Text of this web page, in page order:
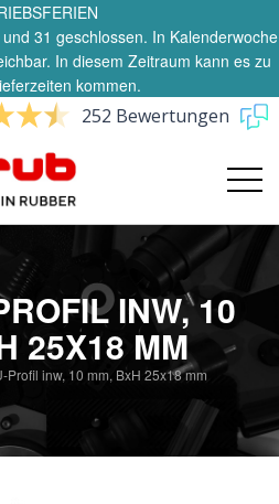
31 geschlossen. In Kalenderwoche
In diesem Zeitraum kann es zu
kommen.
252 Bewertungen
INW, 10
25X18 MM
Profil inw, 10 mm, BxH 25x18 mm